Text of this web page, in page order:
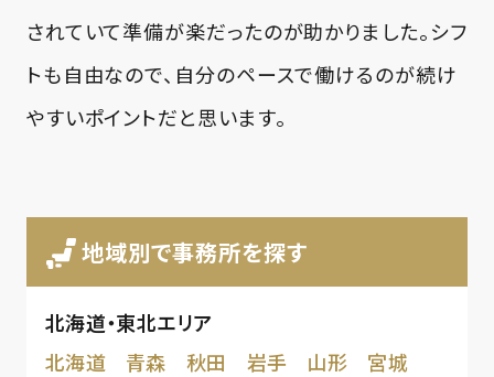
コラム
されていて準備が楽だったのが助かりました。シフ
トも自由なので、自分のペースで働けるのが続け
やすいポイントだと思います。
地域別で事務所を探す
北海道・東北エリア
北海道
青森 秋田 岩手 山形
宮城